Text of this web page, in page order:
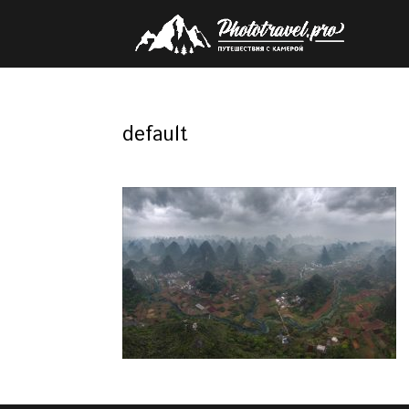
default